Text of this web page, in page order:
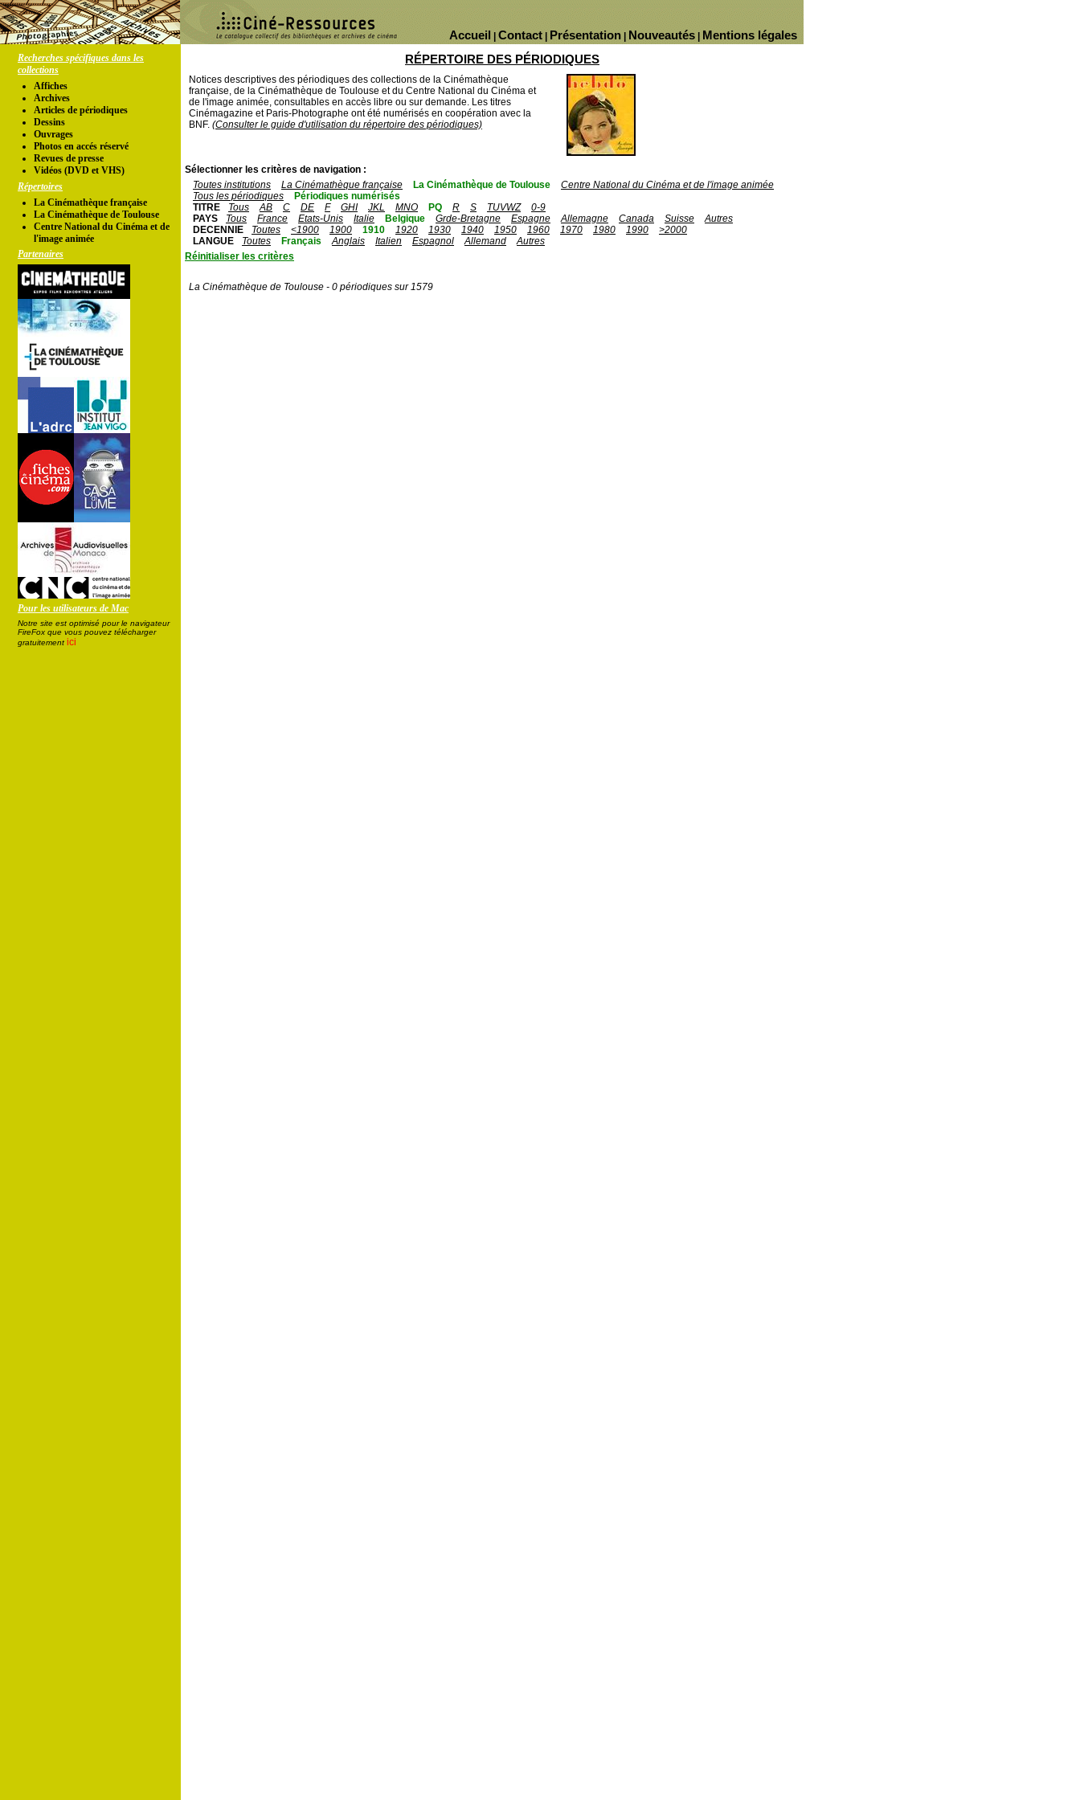
Mentions légales
Nouveautés
Présentation
Contact
Accueil
Recherches spécifiques dans les
collections
Affiches
Archives
Articles de périodiques
Dessins
Ouvrages
Photos en accés réservé
Revues de presse
Vidéos (DVD et VHS)
Répertoires
La Cinémathèque française
La Cinémathèque de Toulouse
Centre National du Cinéma et de
l'image animée
Partenaires
Pour les utilisateurs de Mac
Notre site est optimisé pour le navigateur
FireFox que vous pouvez télécharger
gratuitement ici
RÉPERTOIRE DES PÉRIODIQUES
Notices descriptives des périodiques des collections de la Cinémathèque
française, de la Cinémathèque de Toulouse et du Centre National du Cinéma et
de l'image animée, consultables en accès libre ou sur demande. Les titres
Cinémagazine et Paris-Photographe ont été numérisés en coopération avec la
BNF. (Consulter le guide d'utilisation du répertoire des périodiques)
Sélectionner les critères de navigation :
Toutes institutions
La Cinémathèque française La Cinémathèque de Toulouse
Centre National du Cinéma et de l'image animée
Tous les périodiques
Périodiques numérisés
TITRE
Tous AB C DE F GHI JKL MNO PQ R S TUVWZ
0-9
PAYS
Tous France Etats-Unis Italie Belgique Grde-Bretagne Espagne Allemagne Canada Suisse
Autres
DECENNIE
Toutes <1900 1900 1910 1920 1930 1940 1950 1960 1970 1980 1990
>2000
LANGUE
Toutes Français Anglais Italien Espagnol Allemand
Autres
Réinitialiser les critères
La Cinémathèque de Toulouse - 0 périodiques sur 1579